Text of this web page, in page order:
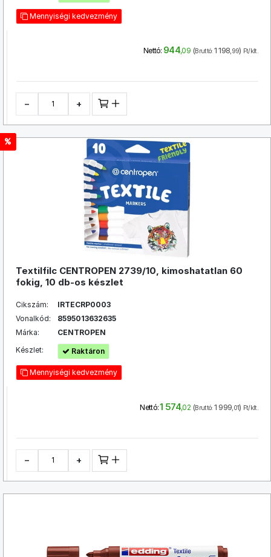
Mennyiségi kedvezmény
Nettó: 944,09 (Bruttó: 1 198,99) Ft/klt.
− +
Textilfilc CENTROPEN 2739/10, kimoshatatlan 60
fokig, 10 db-os készlet
Cikszám:
IRTECRP0003
Vonalkód:
8595013632635
Márka:
CENTROPEN
Készlet:
Raktáron
Mennyiségi kedvezmény
Nettó:1 574,02 (Bruttó: 1 999,01) Ft/klt.
− +